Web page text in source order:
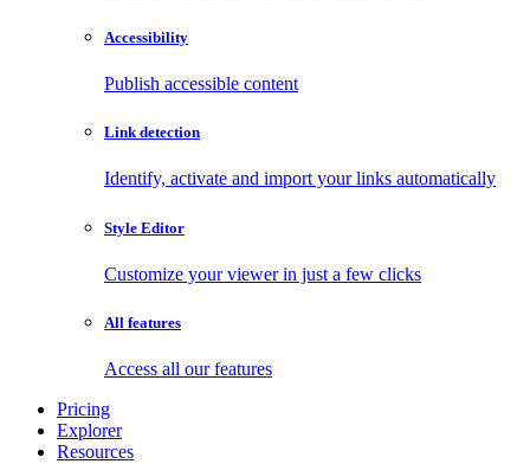
Accessibility
Publish accessible content
Link detection
Identify, activate and import your links automatically
Style Editor
Customize your viewer in just a few clicks
All features
Access all our features
Pricing
Explorer
Resources